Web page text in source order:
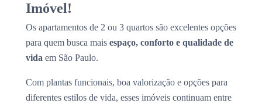
Imóvel!
Os apartamentos de 2 ou 3 quartos são excelentes opções
para quem busca mais espaço, conforto e qualidade de
vida em São Paulo.
Com plantas funcionais, boa valorização e opções para
diferentes estilos de vida, esses imóveis continuam entre